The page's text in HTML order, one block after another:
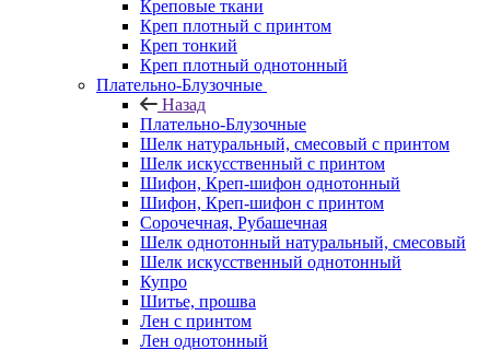
Креповые ткани
Креп плотный с принтом
Креп тонкий
Креп плотный однотонный
Плательно-Блузочные
Назад
Плательно-Блузочные
Шелк натуральный, смесовый с принтом
Шелк искусственный с принтом
Шифон, Креп-шифон однотонный
Шифон, Креп-шифон с принтом
Сорочечная, Рубашечная
Шелк однотонный натуральный, смесовый
Шелк искусственный однотонный
Купро
Шитье, прошва
Лен с принтом
Лен однотонный